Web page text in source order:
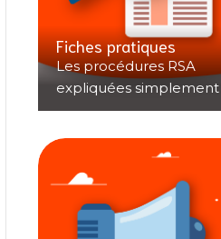
Fiches pratiques
Les procédures RSA
expliquées simplement